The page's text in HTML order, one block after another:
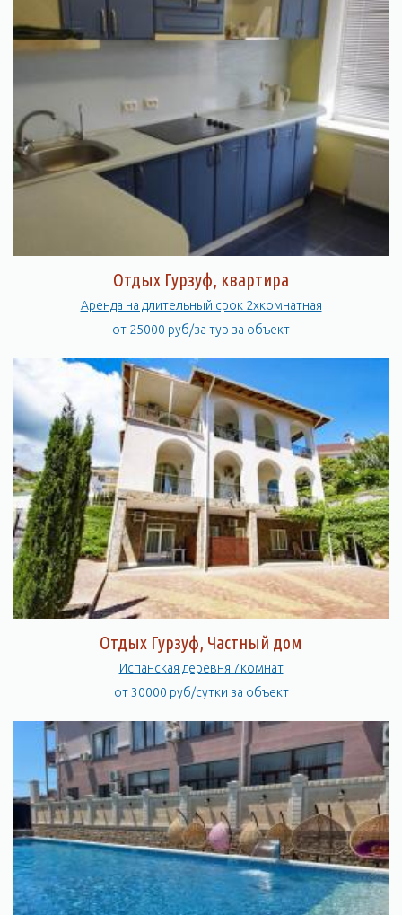
Отдых Гурзуф, квартира
Аренда на длительный срок 2хкомнатная
от 25000 руб/за тур за объект
Отдых Гурзуф, Частный дом
Испанская деревня 7комнат
от 30000 руб/сутки за объект